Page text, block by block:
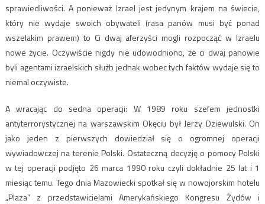
sprawiedliwości. A ponieważ Izrael jest jedynym krajem na świecie,
który nie wydaje swoich obywateli (rasa panów musi być ponad
wszelakim prawem) to Ci dwaj aferzyści mogli rozpocząć w Izraelu
nowe życie. Oczywiście nigdy nie udowodniono, że ci dwaj panowie
byli agentami izraelskich służb jednak wobec tych faktów wydaje się to
niemal oczywiste.
A wracając do sedna operacji: W 1989 roku szefem jednostki
antyterrorystycznej na warszawskim Okęciu był Jerzy Dziewulski. On
jako jeden z pierwszych dowiedział się o ogromnej operacji
wywiadowczej na terenie Polski. Ostateczną decyzję o pomocy Polski
w tej operacji podjęto 26 marca 1990 roku czyli dokładnie 25 lat i 1
miesiąc temu. Tego dnia Mazowiecki spotkał się w nowojorskim hotelu
„Plaza” z przedstawicielami Amerykańskiego Kongresu Żydów i